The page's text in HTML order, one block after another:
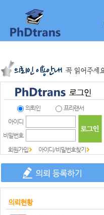
의뢰인
프리랜서
아이디
비밀번호
회원가입
아이디/비밀번호찾기